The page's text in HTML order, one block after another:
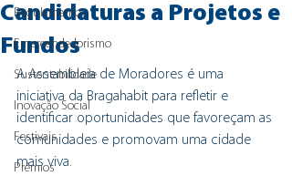
Regulamentos
Empreendedorismo
Sustentabilidade
Inovação Social
Festivais
Prémios
Candidaturas a Projetos e
Fundos
A Assembleia de Moradores é uma
iniciativa da Bragahabit para refletir e
identificar oportunidades que favoreçam as
comunidades e promovam uma cidade
mais viva.